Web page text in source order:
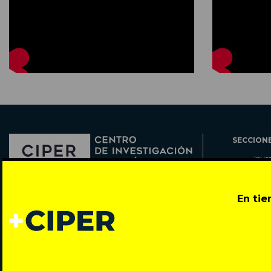
En
José Miguel de la Barra 412, Santiago de Chile
Todos los derechos reservados © 2007-2026